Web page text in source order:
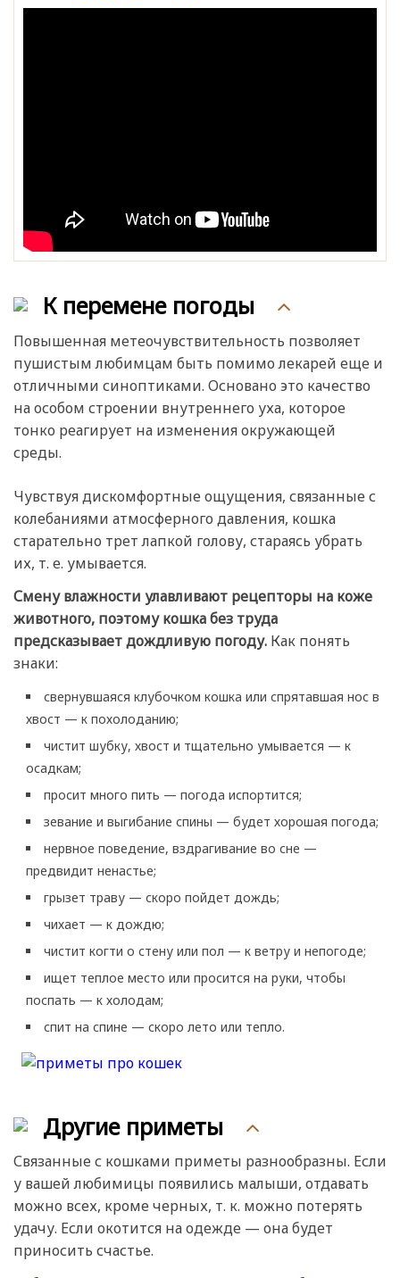
К перемене погоды
Повышенная метеочувствительность позволяет
пушистым любимцам быть помимо лекарей еще и
отличными синоптиками. Основано это качество
на особом строении внутреннего уха, которое
тонко реагирует на изменения окружающей
среды.
Чувствуя дискомфортные ощущения, связанные с
колебаниями атмосферного давления, кошка
старательно трет лапкой голову, стараясь убрать
их, т. е. умывается.
Смену влажности улавливают рецепторы на коже
животного, поэтому кошка без труда
предсказывает дождливую погоду. Как понять
знаки:
свернувшаяся клубочком кошка или спрятавшая нос в
хвост — к похолоданию;
чистит шубку, хвост и тщательно умывается — к
осадкам;
просит много пить — погода испортится;
зевание и выгибание спины — будет хорошая погода;
нервное поведение, вздрагивание во сне —
предвидит ненастье;
грызет траву — скоро пойдет дождь;
чихает — к дождю;
чистит когти о стену или пол — к ветру и непогоде;
ищет теплое место или просится на руки, чтобы
поспать — к холодам;
спит на спине — скоро лето или тепло.
Другие приметы
Связанные с кошками приметы разнообразны. Если
у вашей любимицы появились малыши, отдавать
можно всех, кроме черных, т. к. можно потерять
удачу. Если окотится на одежде — она будет
приносить счастье.